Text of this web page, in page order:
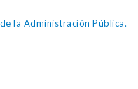
la Administración Pública.